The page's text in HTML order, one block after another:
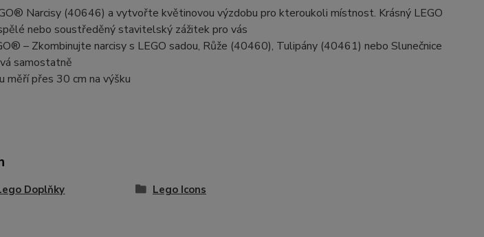
Narcisy (40646) a vytvořte květinovou výzdobu pro kteroukoli místnost. Krásný LEGO
nebo soustředěný stavitelský zážitek pro vás
– Zkombinujte narcisy s LEGO sadou, Růže (40460), Tulipány (40461) nebo Slunečnice
samostatně
měří přes 30 cm na výšku
Doplňky Lego Icons